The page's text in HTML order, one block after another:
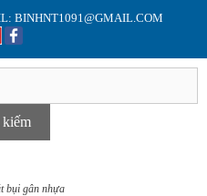
BINHNT1091@GMAIL.COM
bụi gân nhựa